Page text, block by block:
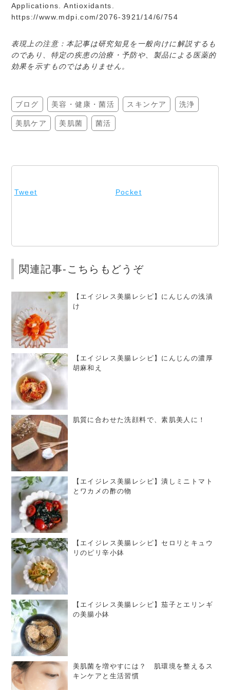
Applications. Antioxidants.
https://www.mdpi.com/2076-3921/14/6/754
表現上の注意：本記事は研究知見を一般向けに解説するも
のであり、特定の疾患の治療・予防や、製品による医薬的
効果を示すものではありません。
ブログ 美容・健康・菌活 スキンケア 洗浄
美肌ケア 美肌菌 菌活
Tweet Pocket
関連記事-こちらもどうぞ
【エイジレス美腸レシピ】にんじんの浅漬
け
【エイジレス美腸レシピ】にんじんの濃厚
胡麻和え
肌質に合わせた洗顔料で、素肌美人に！
【エイジレス美腸レシピ】潰しミニトマト
とワカメの酢の物
【エイジレス美腸レシピ】セロリとキュウ
リのピリ辛小鉢
【エイジレス美腸レシピ】茄子とエリンギ
の美腸小鉢
美肌菌を増やすには？ 肌環境を整えるス
キンケアと生活習慣